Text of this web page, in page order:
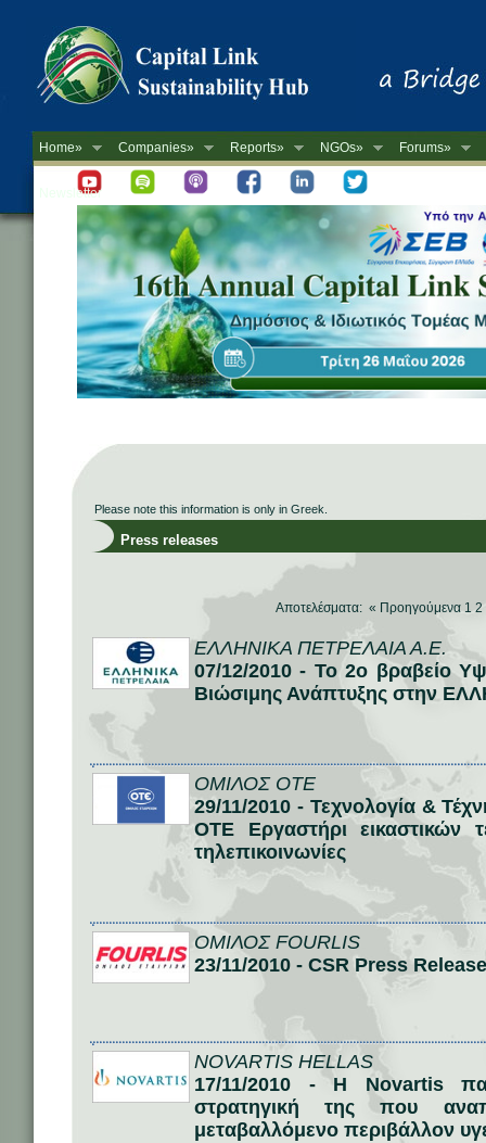
Home» Companies» Reports» NGOs» Forums»
Newsletter
Please note this information is only in Greek.
Press releases
Αποτελέσματα: « Προηγούμενα 1 2
ΕΛΛΗΝΙΚΑ ΠΕΤΡΕΛΑΙΑ Α.Ε.
07/12/2010 - Το 2o βραβείο
Βιώσιμης Ανάπτυξης στην
ΟΜΙΛΟΣ ΟΤΕ
29/11/2010 - Τεχνολογία &
ΟΤΕ Εργαστήρι εικαστικών
τηλεπικοινωνίες
ΟΜΙΛΟΣ FOURLIS
23/11/2010 - CSR Press
NOVARTIS HELLAS
17/11/2010 - Η Novartis
στρατηγική της που
μεταβαλλόμενο περιβάλλον